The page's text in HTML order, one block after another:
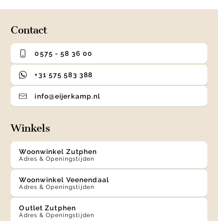
Contact
0575 - 58 36 00
+31 575 583 388
info@eijerkamp.nl
Winkels
Woonwinkel Zutphen
Adres & Openingstijden
Woonwinkel Veenendaal
Adres & Openingstijden
Outlet Zutphen
Adres & Openingstijden